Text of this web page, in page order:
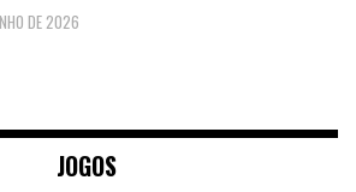
DE 2026
JOGOS